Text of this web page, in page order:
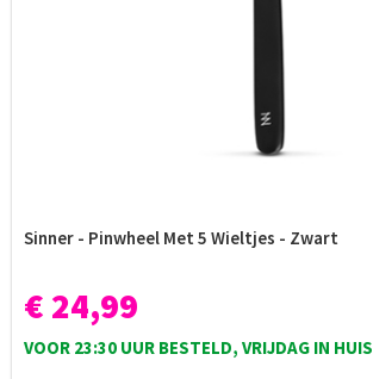
Sinner - Pinwheel Met 5 Wieltjes - Zwart
€ 24,99
VOOR 23:30 UUR BESTELD, VRIJDAG IN HUIS